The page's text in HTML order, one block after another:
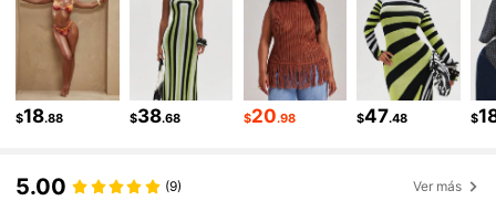
165K Seguidores
165K Seguidores
$18.88 $38.68 $20.98 $47.48 $
5.00 (9) Ver más